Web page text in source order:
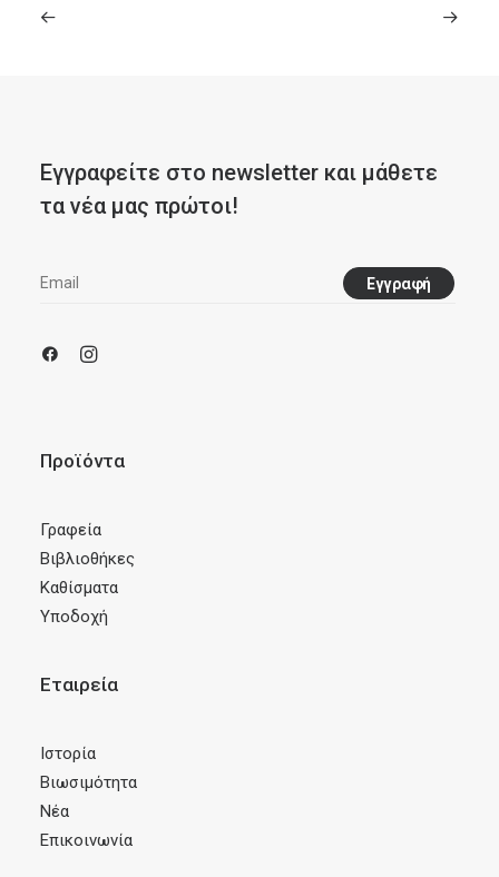
Εγγραφείτε στο newsletter και μάθετε
τα νέα μας πρώτοι!
Προϊόντα
Γραφεία
Βιβλιοθήκες
Καθίσματα
Υποδοχή
Εταιρεία
Ιστορία
Βιωσιμότητα
Νέα
Επικοινωνία